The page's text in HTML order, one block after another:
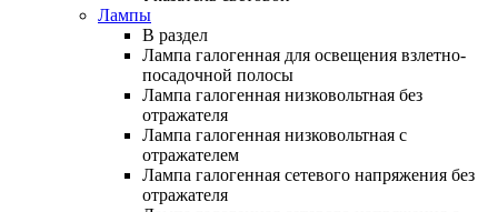
Лампы
В раздел
Лампа галогенная для освещения взлетно-
посадочной полосы
Лампа галогенная низковольтная без
отражателя
Лампа галогенная низковольтная с
отражателем
Лампа галогенная сетевого напряжения без
отражателя